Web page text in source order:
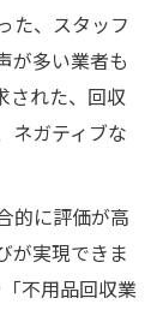
た、スタッフ
が多い業者も
された、回収
ネガティブな
的に評価が高
が実現できま
不用品回収業